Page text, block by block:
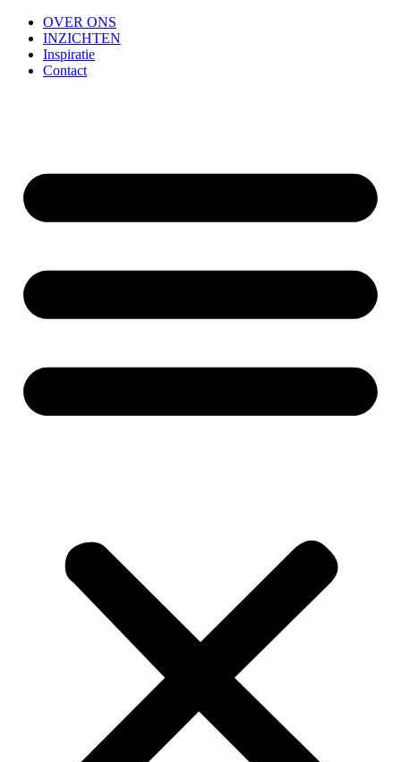
OVER ONS
INZICHTEN
Inspiratie
Contact